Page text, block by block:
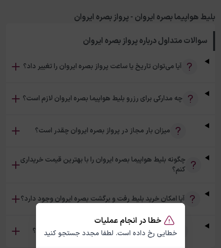
خطا در انجام عملیات
خطایی رخ داده است. لطفا مجدد جستجو کنید
بلیط هواپیما بصره ایروان - پرواز بصره ایروان
سوالات متداول دربارهپرواز بصره ایروان
آیا می‌توان تاریخ یا ساعت پرواز بصره ایروان را تغییر داد؟
چه مدارکی برای رزرو بلیط هواپیما بصره ایروان لازم است؟
میزان بار مجاز در پرواز بصره ایروان چقدر است؟
چگونه بلیط هواپیما بصره ایروان را با بهترین قیمت خریداری
کنم؟
آیا امکان خرید بلیط رفت و برگشت بصره ایروان وجود دارد؟
تفاوت بلیط چارتر و سیستمی بصره ایروان چیست؟